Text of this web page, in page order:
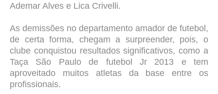
Ademar Alves e Lica Crivelli.
As demissões no departamento amador de futebol,
de certa forma, chegam a surpreender, pois, o
clube conquistou resultados significativos, como a
Taça São Paulo de futebol Jr 2013 e tem
aproveitado muitos atletas da base entre os
profissionais.